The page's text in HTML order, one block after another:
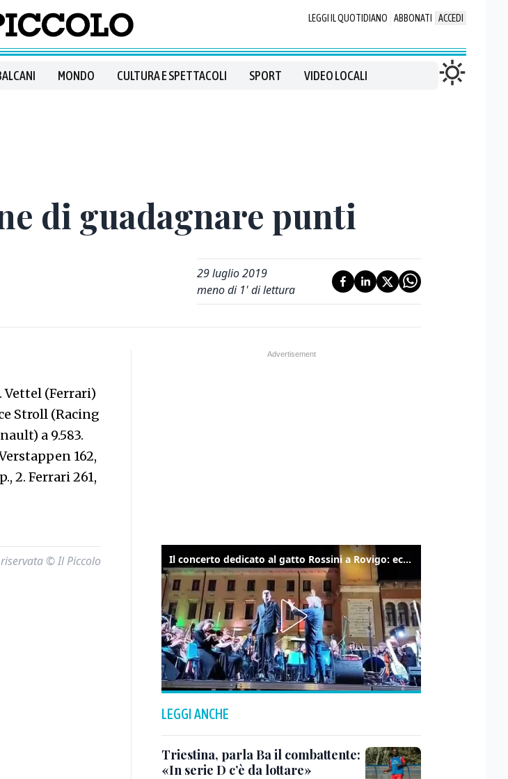
LEGGI IL QUOTIDIANO ABBONATI ACCEDI
MONDO CULTURA E SPETTACOLI SPORT VIDEO LOCALI
di guadagnare punti
29 luglio 2019
meno di 1' di lettura
Vettel (Ferrari)
Stroll (Racing
a 9.583.
162,
2. Ferrari 261,
© Il Piccolo Il concerto dedicato al gatto Rossini a Rovigo: ecco un estratto
LEGGI ANCHE
Triestina, parla Ba il combattente:
«In serie D c’è da lottare»